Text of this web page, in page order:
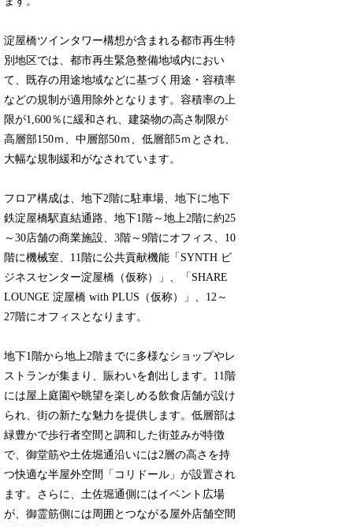
淀屋橋ツインタワー構想が含まれる都市再生特
別地区では、都市再生緊急整備地域内におい
て、既存の用途地域などに基づく用途・容積率
などの規制が適用除外となります。容積率の上
限が1,600％に緩和され、建築物の高さ制限が
高層部150ｍ、中層部50ｍ、低層部5ｍとされ、
大幅な規制緩和がなされています。
フロア構成は、地下2階に駐車場、地下に地下
鉄淀屋橋駅直結通路、地下1階～地上2階に約25
～30店舗の商業施設、3階～9階にオフィス、10
階に機械室、11階に公共貢献機能「SYNTH ビ
ジネスセンター淀屋橋（仮称）」、「SHARE
LOUNGE 淀屋橋 with PLUS（仮称）」、12～
27階にオフィスとなります。
地下1階から地上2階までに多様なショップやレ
ストランが集まり、賑わいを創出します。11階
には屋上庭園や眺望を楽しめる飲食店舗が設け
られ、街の新たな魅力を提供します。低層部は
緑豊かで歩行者空間と調和した街並みが特徴
で、御堂筋や土佐堀通沿いには2層の高さを持
つ快適な半屋外空間「コリドール」が設置され
ます。さらに、土佐堀通側にはイベント広場
が、御霊筋側には周囲とつながる屋外店舗空間